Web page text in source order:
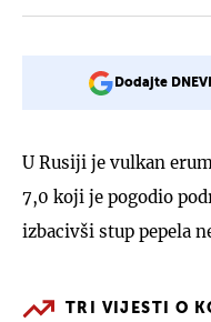
Dodajte
U Rusiji je vulkan
7,0 koji je pogodio
izbacivši stup pepela
TRI VIJESTI O